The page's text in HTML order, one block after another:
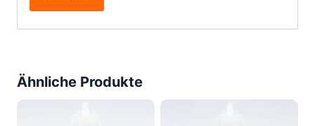
Ähnliche Produkte